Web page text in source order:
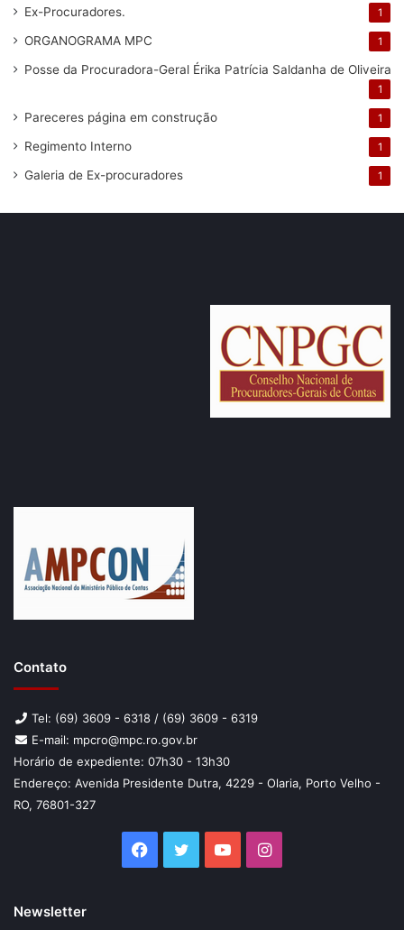
Ex-Procuradores. 1
ORGANOGRAMA MPC 1
Posse da Procuradora-Geral Érika Patrícia Saldanha de Oliveira
1
Pareceres página em construção 1
Regimento Interno 1
Galeria de Ex-procuradores 1
Contato
Tel: (69) 3609 - 6318 / (69) 3609 - 6319
E-mail: mpcro@mpc.ro.gov.br
Horário de expediente: 07h30 - 13h30
Endereço: Avenida Presidente Dutra, 4229 - Olaria, Porto Velho -
RO, 76801-327
Facebook
TwitterYouTubeInstagram
Newsletter